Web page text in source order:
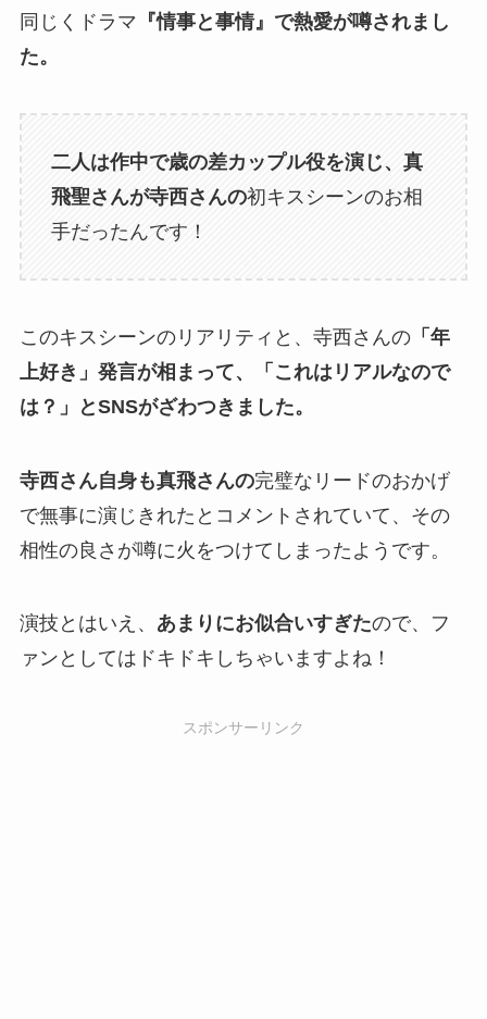
同じくドラマ 『情事と事情』で熱愛が噂されまし
た。
二人は作中で歳の差カップル役を演じ、真
飛聖さんが寺西さんの初キスシーンのお相
手だったんです！
このキスシーンのリアリティと、寺西さんの「年
上好き」発言が相まって、「これはリアルなので
は？」とSNSがざわつきました。
寺西さん自身も真飛さんの完璧なリードのおかげ
で無事に演じきれたとコメントされていて、その
相性の良さが噂に火をつけてしまったようです。
演技とはいえ、 あまりにお似合いすぎたので、フ
ァンとしてはドキドキしちゃいますよね！
スポンサーリンク